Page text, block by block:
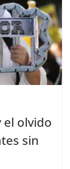
el olvido
sin